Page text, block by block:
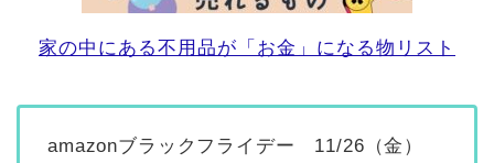
家の中にある不用品が「お金」になる物リスト
amazonブラックフライデー 11/26（金）